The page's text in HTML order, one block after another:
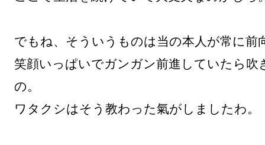
でもね、そういうものは当の本人が常に前
笑顔いっぱいでガンガン前進していたら吹
の。
ワタクシはそう教わった氣がしましたわ。